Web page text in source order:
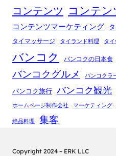
コンテンツ コンテン
コンテンツマーケティング
タイマッサージ タイランド料理 タ
バンコク バンコクの日本食
バンコクグルメ バンコクラ
バンコク旅行 バンコク観光
ホームページ制作会社
マーケティング
絶品料理 集客
Copyright 2024 – ERK LLC